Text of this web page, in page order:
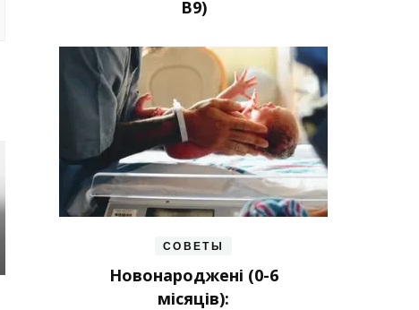
В9)
СОВЕТЫ
Новонароджені (0-6
місяців):